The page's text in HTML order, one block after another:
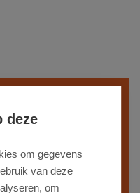
onze nieuwsbrief
onsrecentste
.
deze
om gegevens
van deze
om